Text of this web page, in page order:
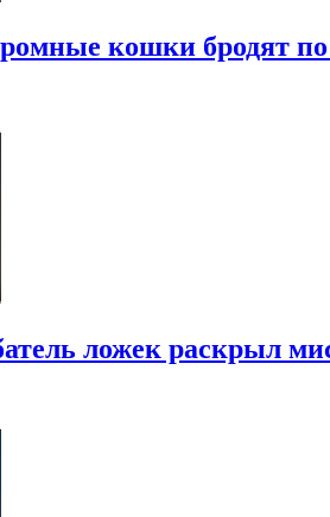
кошки бродят
ложек раскрыл